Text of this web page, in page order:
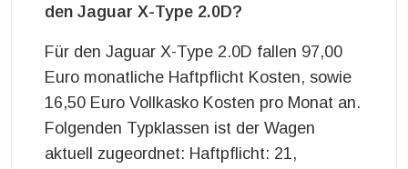
den Jaguar X-Type 2.0D?
Für den Jaguar X-Type 2.0D fallen 97,00
Euro monatliche Haftpflicht Kosten, sowie
16,50 Euro Vollkasko Kosten pro Monat an.
Folgenden Typklassen ist der Wagen
aktuell zugeordnet: Haftpflicht: 21,